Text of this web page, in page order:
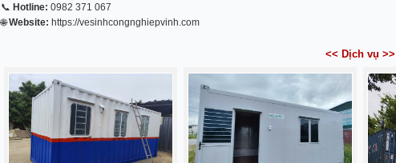
📞 Hotline: 0982 371 067
🌐Website: https://vesinhcongnghiepvinh.com
<< Dịch vụ >>